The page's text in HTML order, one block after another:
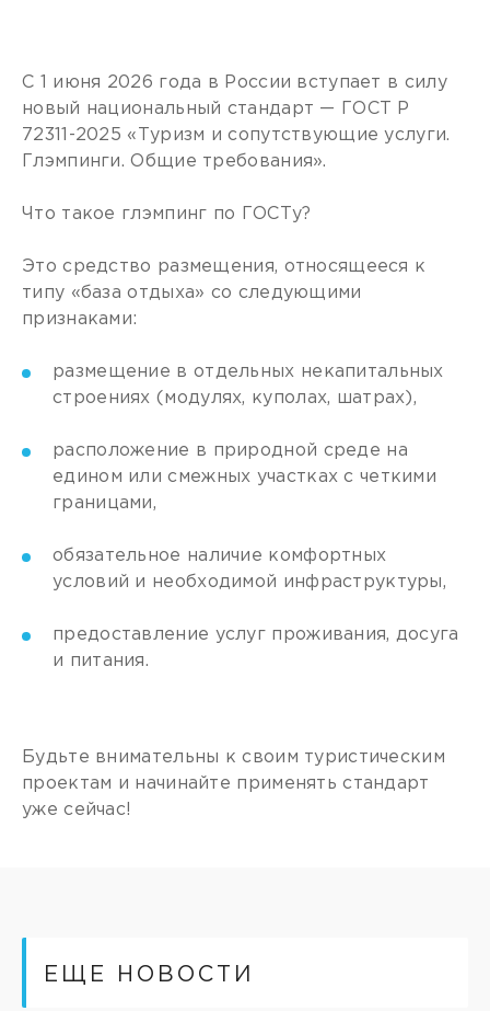
С 1 июня 2026 года в России вступает в силу
новый национальный стандарт — ГОСТ Р
72311-2025 «Туризм и сопутствующие услуги.
Глэмпинги. Общие требования».
Что такое глэмпинг по ГОСТу?
Это средство размещения, относящееся к
типу «база отдыха» со следующими
признаками:
размещение в отдельных некапитальных
строениях (модулях, куполах, шатрах),
расположение в природной среде на
едином или смежных участках с четкими
границами,
обязательное наличие комфортных
условий и необходимой инфраструктуры,
предоставление услуг проживания, досуга
и питания.
Будьте внимательны к своим туристическим
проектам и начинайте применять стандарт
уже сейчас!
ЕЩЕ НОВОСТИ